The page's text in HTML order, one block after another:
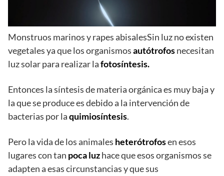
Monstruos marinos y rapes abisalesSin luz no existen
vegetales ya que los organismosautótrofosnecesitan
luz solar para realizar lafotosíntesis.
Entonces la síntesis de materia orgánica es muy baja y
la que se produce es debido a la intervención de
bacterias por laquimiosíntesis.
Pero la vida de los animales heterótrofosen esos
lugares con tan poca luzhace que esos organismos se
adapten a esas circunstancias y que sus